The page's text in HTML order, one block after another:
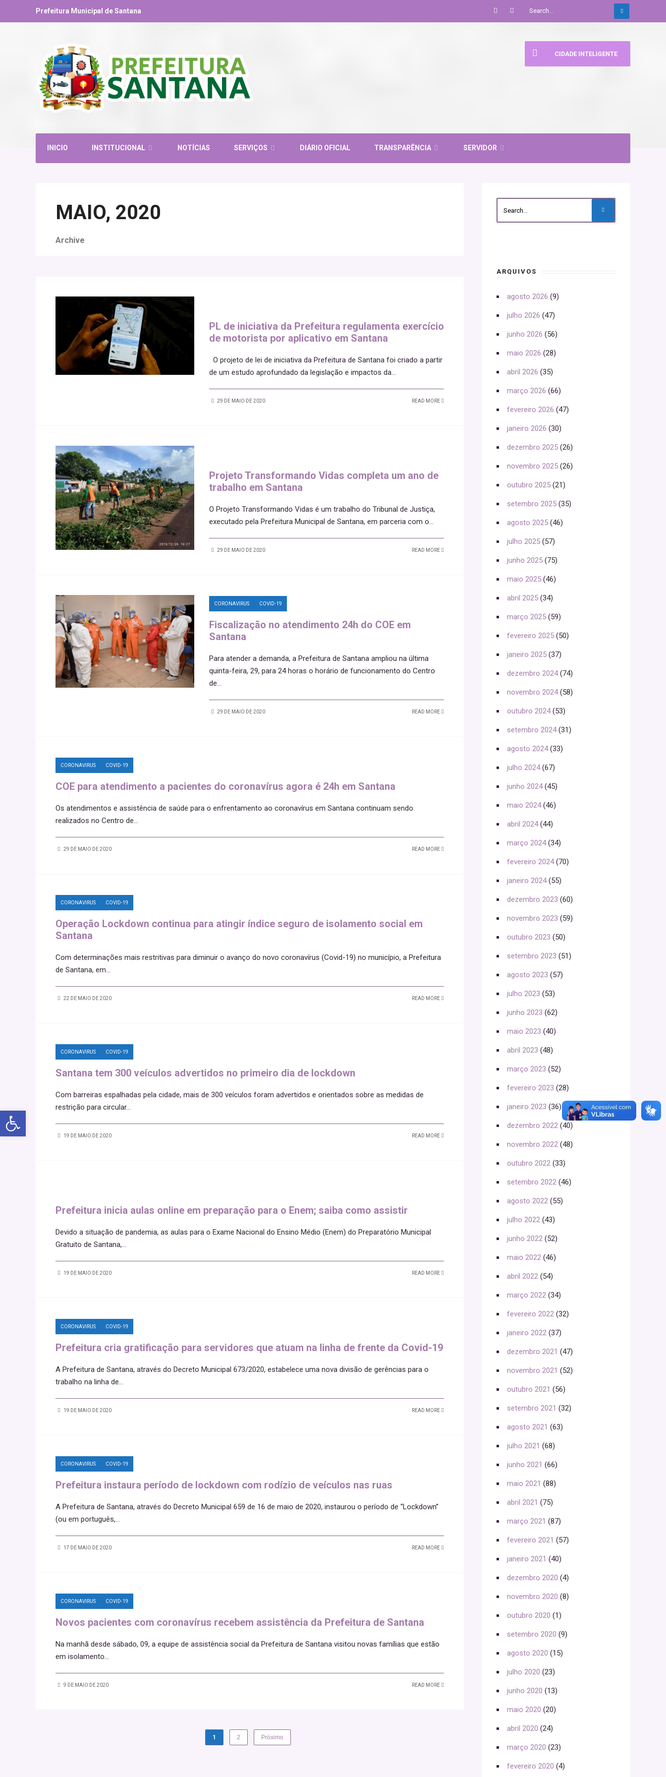
Abrir a barra de ferramentas
Prefeitura Municipal de Santana
INICIO INSTITUCIONAL NOTÍCIAS SERVIÇOS DIÁRIO OFICIAL TRANSPARÊNCIA SERVIDOR
CIDADE INTELIGENTE
MAIO, 2020
Archive
PL de iniciativa da Prefeitura regulamenta exercício
de motorista por aplicativo em Santana
O projeto de lei de iniciativa da Prefeitura de Santana foi criado a partir
de um estudo aprofundado da legislação e impactos da...
29 DE MAIO DE 2020 READ MORE
Projeto Transformando Vidas completa um ano de
trabalho em Santana
O Projeto Transformando Vidas é um trabalho do Tribunal de Justiça,
executado pela Prefeitura Municipal de Santana, em parceria com o...
29 DE MAIO DE 2020 READ MORE
CORONAVIRUS COVID-19
Fiscalização no atendimento 24h do COE em
Santana
Para atender a demanda, a Prefeitura de Santana ampliou na última
quinta-feira, 29, para 24 horas o horário de funcionamento do Centro
de...
29 DE MAIO DE 2020 READ MORE
CORONAVIRUS COVID-19
COE para atendimento a pacientes do coronavírus agora é 24h em Santana
Os atendimentos e assistência de saúde para o enfrentamento ao coronavírus em Santana continuam sendo
realizados no Centro de...
29 DE MAIO DE 2020 READ MORE
CORONAVIRUS COVID-19
Operação Lockdown continua para atingir índice seguro de isolamento social em
Santana
Com determinações mais restritivas para diminuir o avanço do novo coronavírus (Covid-19) no município, a Prefeitura
de Santana, em...
22 DE MAIO DE 2020 READ MORE
CORONAVIRUS COVID-19
Santana tem 300 veículos advertidos no primeiro dia de lockdown
Com barreiras espalhadas pela cidade, mais de 300 veículos foram advertidos e orientados sobre as medidas de
restrição para circular...
19 DE MAIO DE 2020 READ MORE
Prefeitura inicia aulas online em preparação para o Enem; saiba como assistir
Devido a situação de pandemia, as aulas para o Exame Nacional do Ensino Médio (Enem) do Preparatório Municipal
Gratuito de Santana,...
19 DE MAIO DE 2020 READ MORE
CORONAVIRUS COVID-19
Prefeitura cria gratificação para servidores que atuam na linha de frente da Covid-19
A Prefeitura de Santana, através do Decreto Municipal 673/2020, estabelece uma nova divisão de gerências para o
trabalho na linha de...
19 DE MAIO DE 2020 READ MORE
CORONAVIRUS COVID-19
Prefeitura instaura período de lockdown com rodízio de veículos nas ruas
A Prefeitura de Santana, através do Decreto Municipal 659 de 16 de maio de 2020, instaurou o período de “Lockdown”
(ou em português,...
17 DE MAIO DE 2020 READ MORE
CORONAVIRUS COVID-19
Novos pacientes com coronavírus recebem assistência da Prefeitura de Santana
Na manhã desde sábado, 09, a equipe de assistência social da Prefeitura de Santana visitou novas famílias que estão
em isolamento...
9 DE MAIO DE 2020 READ MORE
1 2 Próximo
ARQUIVOS
agosto 2026 (9)
julho 2026 (47)
junho 2026 (56)
maio 2026 (28)
abril 2026 (35)
março 2026 (66)
fevereiro 2026 (47)
janeiro 2026 (30)
dezembro 2025 (26)
novembro 2025 (26)
outubro 2025 (21)
setembro 2025 (35)
agosto 2025 (46)
julho 2025 (57)
junho 2025 (75)
maio 2025 (46)
abril 2025 (34)
março 2025 (59)
fevereiro 2025 (50)
janeiro 2025 (37)
dezembro 2024(74)
novembro 2024(58)
outubro 2024(53)
setembro 2024(31)
agosto 2024(33)
julho 2024(67)
junho 2024(45)
maio 2024(46)
abril 2024(44)
março 2024(34)
fevereiro 2024(70)
janeiro 2024(55)
dezembro 2023 (60)
novembro 2023 (59)
outubro 2023 (50)
setembro 2023 (51)
agosto 2023 (57)
julho 2023 (53)
junho 2023 (62)
maio 2023 (40)
abril 2023 (48)
março 2023 (52)
fevereiro 2023 (28)
janeiro 2023 (36)
dezembro 2022 (40)
novembro 2022 (48)
outubro 2022 (33)
setembro 2022 (46)
agosto 2022 (55)
julho 2022 (43)
junho 2022 (52)
maio 2022 (46)
abril 2022 (54)
março 2022 (34)
fevereiro 2022 (32)
janeiro 2022 (37)
dezembro 2021 (47)
novembro 2021 (52)
outubro 2021 (56)
setembro 2021 (32)
agosto 2021 (63)
julho 2021 (68)
junho 2021 (66)
maio 2021 (88)
abril 2021 (75)
março 2021 (87)
fevereiro 2021 (57)
janeiro 2021 (40)
dezembro 2020 (4)
novembro 2020 (8)
outubro 2020 (1)
setembro 2020 (9)
agosto 2020 (15)
julho 2020 (23)
junho 2020 (13)
maio 2020 (20)
abril 2020 (24)
março 2020 (23)
fevereiro 2020 (4)